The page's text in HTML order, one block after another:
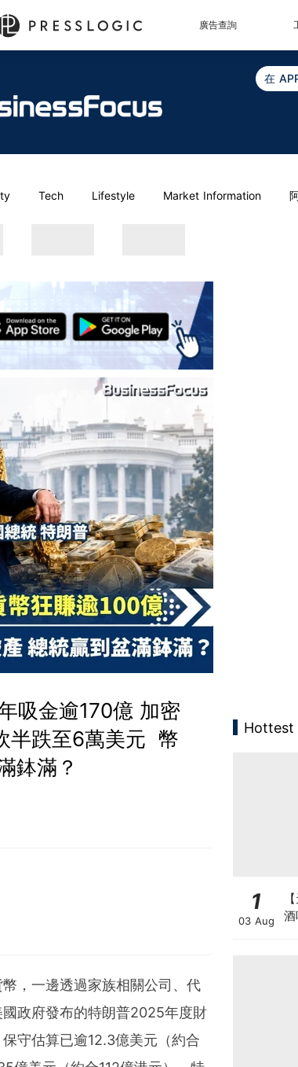
廣告查詢
在
Tech Lifestyle Market Information
吸金逾170億 加密
半跌至6萬美元 幣
鉢滿？
，一邊透過家族相關公司、代
政府發布的特朗普2025年度財
守估算已逾12.3億美元（約合
Hottest
1
03 Aug
酒